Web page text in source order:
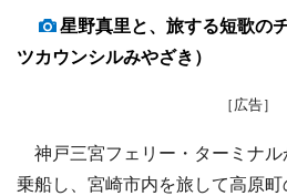
星野真里と、旅する短歌の
ツカウンシルみやざき）
［広告］
神戸三宮フェリー・ターミナ
乗船し、宮崎市内を旅して高原